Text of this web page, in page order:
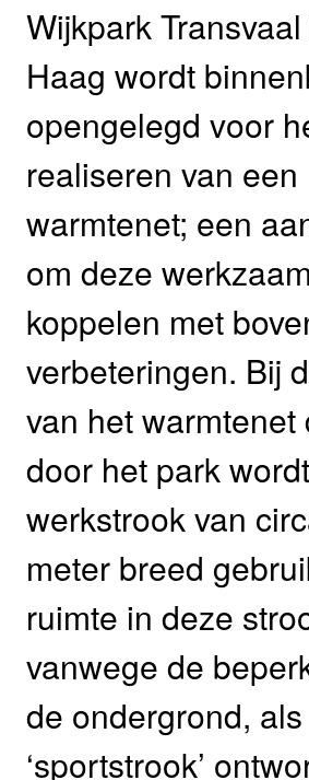
Wijkpark
Haag wordt
opengelegd voor
realiseren van een
warmtenet; een
om deze
koppelen met
verbeteringen. Bij
van het warmtenet
door het park
werkstrook van
meter breed
ruimte in deze
vanwege de
de ondergrond, als
‘sportstrook’